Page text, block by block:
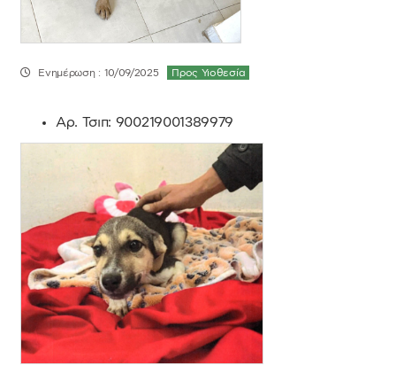
Προς Υιοθεσία
Ενημέρωση : 10/09/2025
Αρ. Τσιπ: 900219001389979